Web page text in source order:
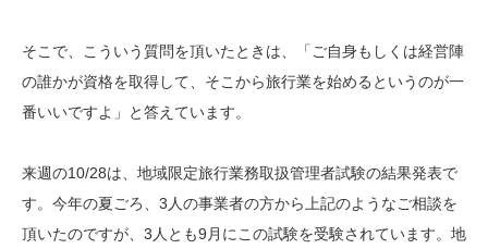
そこで、こういう質問を頂いたときは、「ご自身もしくは経営陣
の誰かが資格を取得して、そこから旅行業を始めるというのが一
番いいですよ」と答えています。
来週の10/28は、地域限定旅行業務取扱管理者試験の結果発表で
す。今年の夏ごろ、3人の事業者の方から上記のようなご相談を
頂いたのですが、3人とも9月にこの試験を受験されています。地